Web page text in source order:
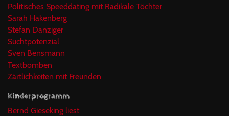
Politisches Speeddating mit Radikale Töchter
Sarah Hakenberg
Stefan Danziger
Suchtpotenzial
Sven Bensmann
Textbomben
Zärtlichkeiten mit Freunden
Kinderprogramm
Bernd Gieseking liest